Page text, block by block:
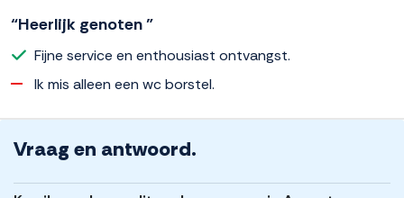
“Heerlijk genoten ”
Fijne service en enthousiast ontvangst.
Ik mis alleen een wc borstel.
Vraag en antwoord.